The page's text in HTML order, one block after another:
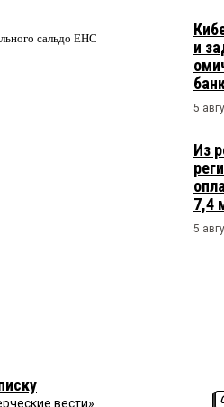
сальдо ЕНС
и
5
Из
7,4
5
вести»